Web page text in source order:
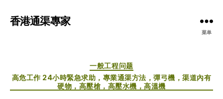
香港通渠專家
菜单
分
类
一般工程问题
高危工作 24小時緊急求助，專業通渠方法，彈弓機，渠道內有
硬物，高壓槍，高壓水機，高溫機